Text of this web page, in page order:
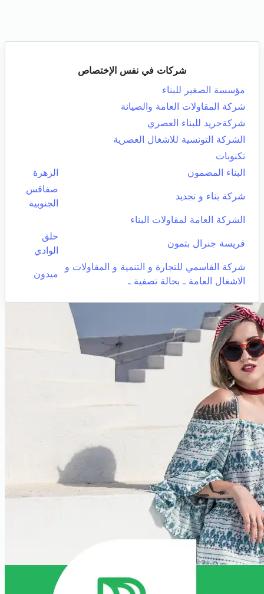
شركات في نفس الإختصاص
مؤسسة الصغير للبناء
شركة المقاولات العامة والصيانة
شركةجريد للبناء العصري
الشركة التونسية للاشغال العصرية
تكنوبات
البناء المضمون
الزهرة
شركة بناء و تجديد
صفاقس
الجنوبية
الشركة العامة لمقاولات البناء
قريسة جنرال بتمون
حلق
الوادي
شركة القاسمي للتجارة و التنمية و المقاولات و
الاشغال العامة ـ بحالة تصفية ـ
ميدون